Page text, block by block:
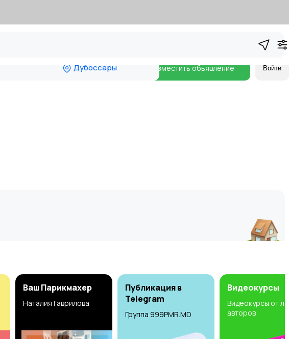
Дубоссары Разместить объявление Войти
Ваш Парикмахер
Наталия Гаврилова
Публикация в
Telegram
Группа 999PMR.MD
Видеокурсы
Видеокурсы от
авторов